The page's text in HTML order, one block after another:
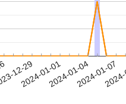
12-29
2024-01-012024-01-042024-01-07